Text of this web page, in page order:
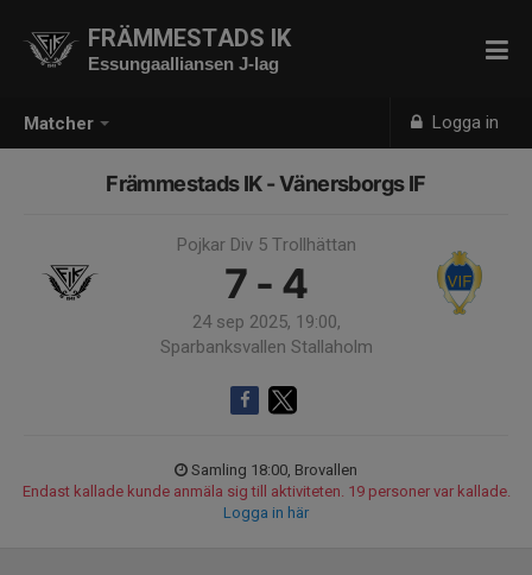
Matcher Logga in
FRÄMMESTADS IK
Essungaalliansen J-lag
Främmestads IK - Vänersborgs IF
Pojkar Div 5 Trollhättan
7 - 4
24 sep 2025, 19:00,
Sparbanksvallen Stallaholm
Samling 18:00, Brovallen
Endast kallade kunde anmäla sig till aktiviteten. 19 personer var kallade.
Logga in här